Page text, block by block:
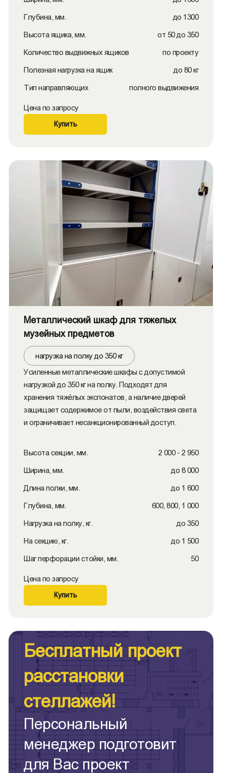
Глубина, мм. до 1300
Высота ящика, мм. от 50 до 350
Количество выдвижных ящиков по проекту
Полезная нагрузка на ящик до 80 кг
Тип направляющих полного выдвижения
Цена по запросу
Купить
Металлический шкаф для тяжелых
музейных предметов
нагрузка на полку до 350 кг
Усиленные металлические шкафы с допустимой
нагрузкой до 350 кг на полку. Подходят для
хранения тяжёлых экспонатов, а наличие дверей
защищает содержимое от пыли, воздействия света
и ограничивает несанкционированный доступ.
Высота секции, мм. 2 000 - 2 950
Ширина, мм. до 8 000
Длина полки, мм. до 1 600
Глубина, мм. 600, 800, 1 000
Нагрузка на полку, кг. до 350
На секцию, кг. до 1 500
Шаг перфорации стойки, мм. 50
Цена по запросу
Купить
Бесплатный проект
расстановки
стеллажей!
Персональный
менеджер подготовит
для Вас проект